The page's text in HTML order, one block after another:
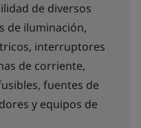
de diversos
de iluminación,
interruptores
de corriente,
fuentes de
y equipos de